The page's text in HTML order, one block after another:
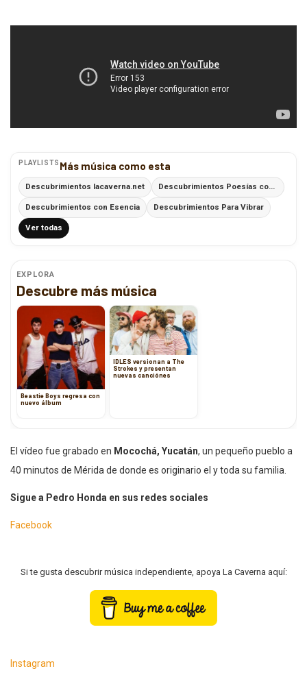
PLAYLISTS Más música como esta
Descubrimientos lacaverna.net Descubrimientos Poesías con Ritmo
Descubrimientos con Esencia Descubrimientos Para Vibrar
Ver todas
EXPLORA
Descubre más música
Beastie Boys regresa con
nuevo álbum
IDLES versionan a The
Strokes y presentan
nuevas canciónes
El vídeo fue grabado en Mocochá, Yucatán, un pequeño pueblo a
40 minutos de Mérida de donde es originario el y toda su familia.
Sigue a Pedro Honda en sus redes sociales
Facebook
Si te gusta descubrir música independiente, apoya La Caverna aquí:
Instagram